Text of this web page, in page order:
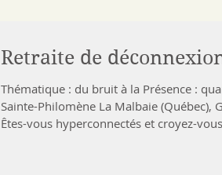
Retraite de
Thématique : du bruit à la Présence :
Sainte-Philomène La Malbaie (Québec),
Êtes-vous hyperconnectés et croyez-